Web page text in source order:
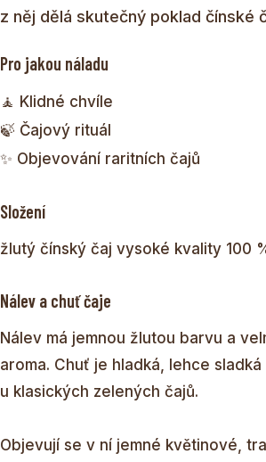
z něj dělá skutečný poklad čínské
Pro jakou náladu
🧘 Klidné chvíle
🍃 Čajový rituál
✨ Objevování raritních čajů
Složení
žlutý čínský čaj vysoké kvality 100
Nálev a chuť čaje
Nálev má jemnou žlutou barvu a
aroma. Chuť je hladká, lehce
u klasických zelených čajů.
Objevují se v ní jemné květinové,